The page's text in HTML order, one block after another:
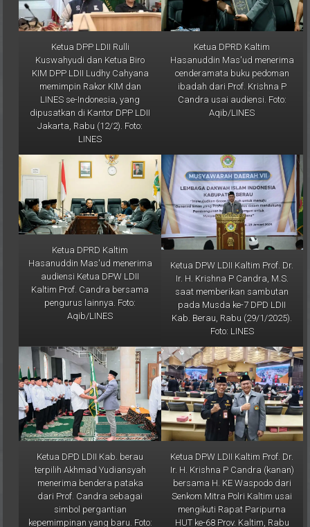
Ketua DPP LDII Rulli
Kuswahyudi dan Ketua Biro
KIM DPP LDII Ludhy Cahyana
memimpin Rakor KIM dan
LINES se-Indonesia, yang
dipusatkan di Kantor DPP LDII
Jakarta, Rabu (12/2). Foto:
LINES
Ketua DPRD Kaltim
Hasanuddin Mas'ud menerima
cenderamata buku pedoman
ibadah dari Prof. Krishna P
Candra usai audiensi. Foto:
Aqib/LINES
Ketua DPRD Kaltim
Hasanuddin Mas'ud menerima
audiensi Ketua DPW LDII
Kaltim Prof. Candra bersama
pengurus lainnya. Foto:
Aqib/LINES
Ketua DPW LDII Kaltim Prof. Dr.
Ir. H. Krishna P Candra, M.S.
saat memberikan sambutan
pada Musda ke-7 DPD LDII
Kab. Berau, Rabu (29/1/2025).
Foto: LINES
Ketua DPD LDII Kab. berau
terpilih Akhmad Yudiansyah
menerima bendera pataka
dari Prof. Candra sebagai
simbol pergantian
kepemimpinan yang baru. Foto:
Ketua DPW LDII Kaltim Prof. Dr.
Ir. H. Krishna P Candra (kanan)
bersama H. KE Waspodo dari
Senkom Mitra Polri Kaltim usai
mengikuti Rapat Paripurna
HUT ke-68 Prov. Kaltim, Rabu